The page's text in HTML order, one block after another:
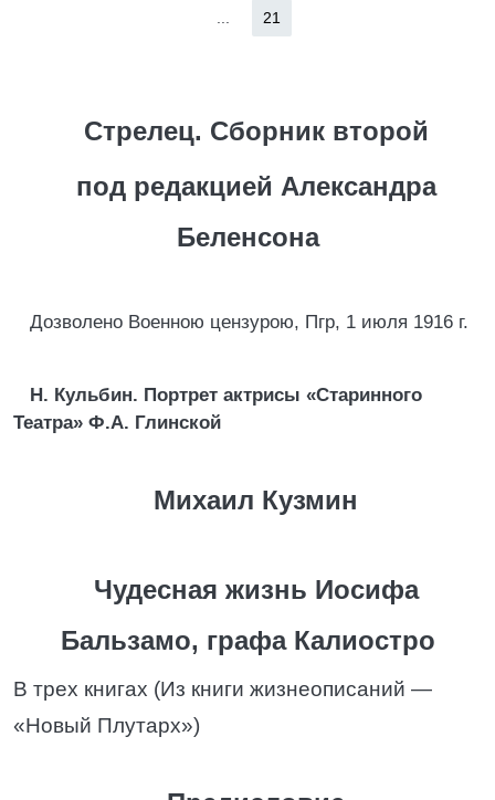
21
Стрелец. Сборник второй
под редакцией Александра
Беленсона
Дозволено Военною цензурою, Пгр, 1 июля 1916 г.
Н. Кульбин. Портрет актрисы «Старинного
Театра» Ф.А. Глинской
Михаил Кузмин
Чудесная жизнь Иосифа
Бальзамо, графа Калиостро
В трех книгах (Из книги жизнеописаний —
«Новый Плутарх»)